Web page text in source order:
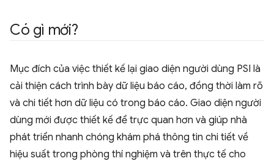
Có gì mới?
Mục đích của việc thiết kế lại giao diện người dùng PSI là
cải thiện cách trình bày dữ liệu báo cáo, đồng thời làm rõ
và chi tiết hơn dữ liệu có trong báo cáo. Giao diện người
dùng mới được thiết kế để trực quan hơn và giúp nhà
phát triển nhanh chóng khám phá thông tin chi tiết về
hiệu suất trong phòng thí nghiệm và trên thực tế cho